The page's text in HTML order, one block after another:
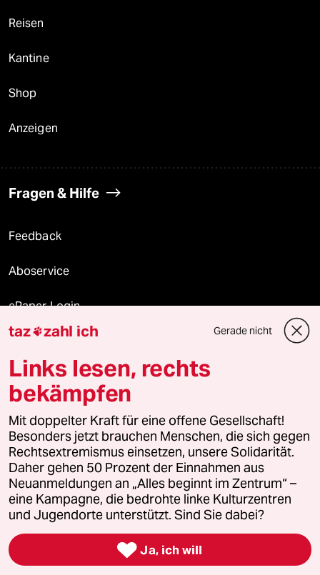
Reisen
Kantine
Shop
Anzeigen
Fragen & Hilfe
Feedback
Aboservice
ePaper Login
Downloads für Abonnierende
© 2026 taz Verlags und Vertriebs GmbH
Alle Rechte vorbehalten. Bei rechtlichen Fragen oder für Genehmigungen
wenden Sie sich bitte an
lizenzen@taz.de
Feedback Redaktionsstatut Kommune-Richtlinien
Leitlinie Informant Datenschutz Impressum AGB
Seitenwende Einwilligungen widerrufen (Ads)
taz zahl ich Gerade nicht
Links lesen, rechts
bekämpfen
Mit doppelter Kraft für eine offene Gesellschaft!
Besonders jetzt brauchen Menschen, die sich gegen
Rechtsextremismus einsetzen, unsere Solidarität.
Daher gehen 50 Prozent der Einnahmen aus
Neuanmeldungen an „Alles beginnt im Zentrum“ –
eine Kampagne, die bedrohte linke Kulturzentren
und Jugendorte unterstützt. Sind Sie dabei?
 Ja, ich will